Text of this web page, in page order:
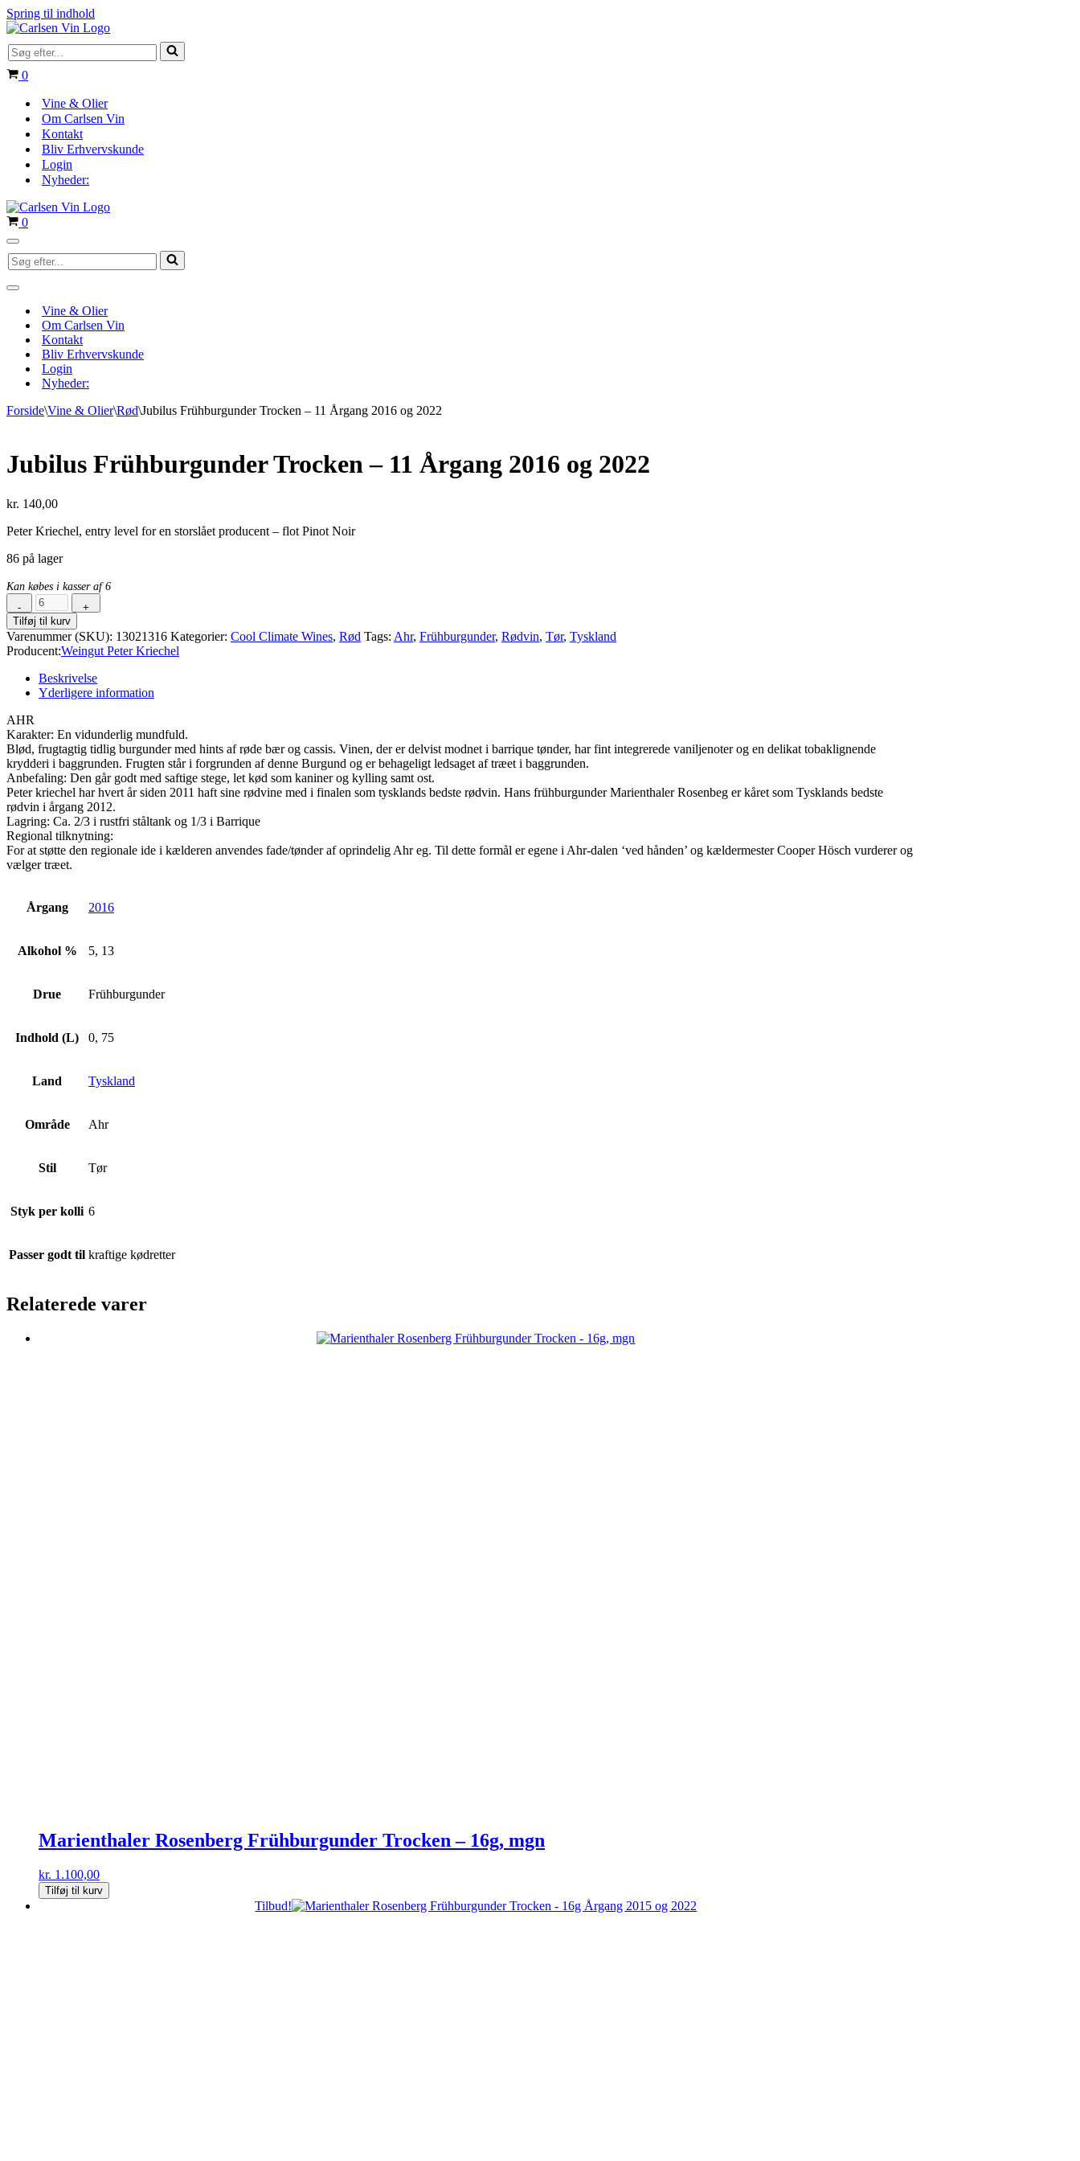
Spring til indhold
Søg
efter...
Indkøbskurv
0
Vine & Olier
Om Carlsen Vin
Kontakt
Bliv Erhvervskunde
Login
Nyheder:
Indkøbskurv
0
Navigation
menu
Søg
efter...
Navigation
Vine & Olier
Om Carlsen Vin
Kontakt
Bliv Erhvervskunde
Login
Nyheder:
Forside\Vine & Olier\Rød\Jubilus Frühburgunder Trocken – 11 Årgang 2016 og 2022
Jubilus Frühburgunder Trocken – 11 Årgang 2016 og 2022
kr. 140,00
Peter Kriechel, entry level for en storslået producent – flot Pinot Noir
86 på lager
Kan købes i kasser af 6
-
Jubilus
Frühburgunder
Trocken
-
Årgang
2016
2022
antal
+
Tilføj til kurv
Varenummer (SKU): 13021316 Kategorier: Cool Climate Wines, Rød Tags: Ahr, Frühburgunder, Rødvin, Tør, Tyskland
Producent:Weingut Peter Kriechel
Beskrivelse
Yderligere information
AHR
Karakter: En vidunderlig mundfuld.
Blød, frugtagtig tidlig burgunder med hints af røde bær og cassis. Vinen, der er delvist modnet i barrique tønder, har fint integrerede vaniljenoter og en delikat tobaklignende
krydderi i baggrunden. Frugten står i forgrunden af denne Burgund og er behageligt ledsaget af træet i baggrunden.
Anbefaling: Den går godt med saftige stege, let kød som kaniner og kylling samt ost.
Peter kriechel har hvert år siden 2011 haft sine rødvine med i finalen som tysklands bedste rødvin. Hans frühburgunder Marienthaler Rosenbeg er kåret som Tysklands bedste
rødvin i årgang 2012.
Lagring: Ca. 2/3 i rustfri ståltank og 1/3 i Barrique
Regional tilknytning:
For at støtte den regionale ide i kælderen anvendes fade/tønder af oprindelig Ahr eg. Til dette formål er egene i Ahr-dalen ‘ved hånden’ og kældermester Cooper Hösch vurderer og
vælger træet.
Årgang 2016
Alkohol % 5, 13
Drue Frühburgunder
Indhold (L) 0, 75
Land Tyskland
Område Ahr
Stil Tør
Styk per kolli 6
Passer godt til kraftige kødretter
Relaterede varer
Marienthaler Rosenberg Frühburgunder Trocken – 16g, mgn
kr. 1.100,00
Tilføj til kurv
Tilbud!